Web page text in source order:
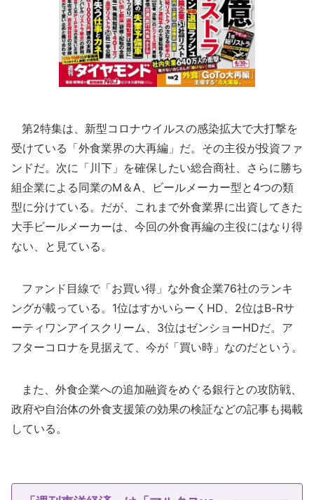
第2特集は、新型コロナウイルスの感染拡大で大打撃を
受けている「外食業界の大再編」だ。その主役が投資ファ
ンドだ。次に「川下」を確保したい総合商社、さらに勝ち
組企業による同業のM＆A、ビールメーカー型と4つの類
型に分けている。だが、これまで外食業界に出資してきた
大手ビールメーカーは、今回の外食再編の主役にはなり得
ない、と見ている。
ファンド目線で「お買い得」な外食企業76社のランキ
ングが載っている。1位はすかいらーくHD、2位はB-Rサ
ーティワンアイスクリーム、3位はゼンショーHDだ。ア
フターコロナを見据えて、今が「買い時」なのだという。
また、外食企業への追加融資をめぐる銀行との攻防戦、
政府や自治体の外食支援策の効果の検証などの記事も掲載
している。